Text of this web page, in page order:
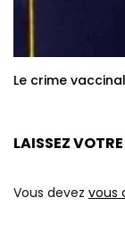
Le crime
LAISSEZ
Vous devez vous